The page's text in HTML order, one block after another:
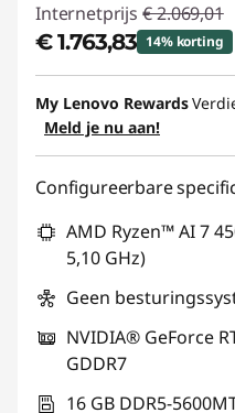
Internetprijs € 2.069,01
€ 1.763,83 14% korting
eCoupon-
eCoupon gebruiken :
My Lenovo Rewards
Meld je nu aan!
Configureerbare
AMD Ryzen™ AI 7
5,10 GHz)
Geen
NVIDIA® GeForce
GDDR7
16 GB DDR5-